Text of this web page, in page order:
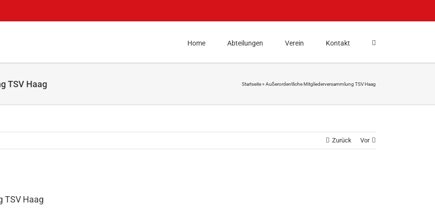
Home Abteilungen Verein Kontakt
TSV Haag Startseite» Außerordentliche Mitgliederversammlung TSV Haag
Zurück Vor
TSV Haag